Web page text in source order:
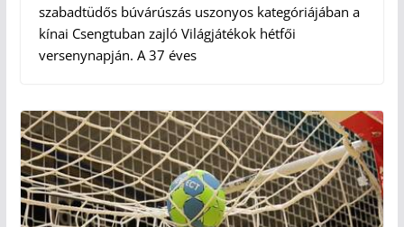
szabadtüdős búvárúszás uszonyos kategóriájában a
kínai Csengtuban zajló Világjátékok hétfői
versenynapján. A 37 éves